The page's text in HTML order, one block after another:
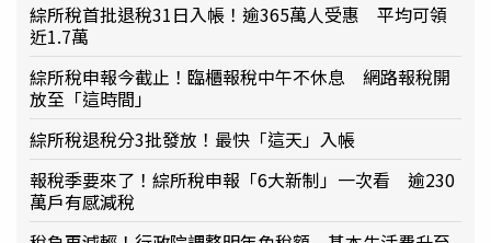
綜所稅首批退稅31日入帳！逾365萬人受惠 平均可領
近1.7萬
綜所稅申報今截止！臨櫃報稅中午不休息 網路報稅開
放至「這時間」
綜所稅退稅分3批發放！最快「這天」入帳
報稅季要來了！綜所稅申報「6大新制」一次看 逾230
萬戶有感減稅